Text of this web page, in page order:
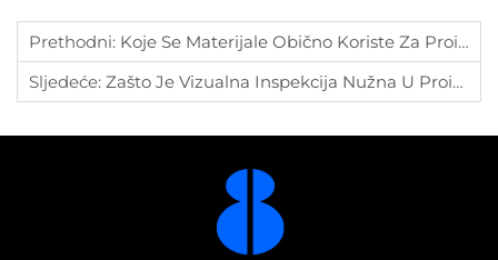
Prethodni: Koje Se Materijale Obično Koriste Za Proizvodnju Klikova?
Sljedeće: Zašto Je Vizualna Inspekcija Nužna U Proizvodnji Automobila?